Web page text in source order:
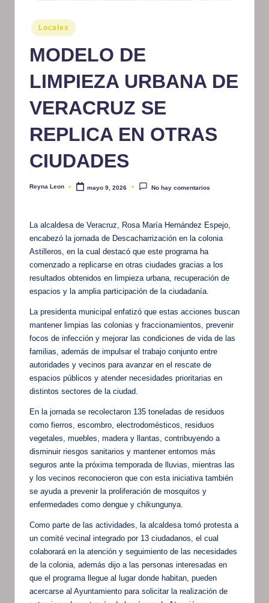
m
at
iv
o
Publicado
en
Locales
MODELO DE
LIMPIEZA URBANA DE
VERACRUZ SE
REPLICA EN OTRAS
CIUDADES
Publicado
Reyna Leon mayo 9, 2026 No hay comentarios
La alcaldesa de Veracruz, Rosa María Hernández Espejo,
encabezó la jornada de Descacharrización en la colonia
Astilleros, en la cual destacó que este programa ha
comenzado a replicarse en otras ciudades gracias a los
resultados obtenidos en limpieza urbana, recuperación de
espacios y la amplia participación de la ciudadanía.
La presidenta municipal enfatizó que estas acciones buscan
mantener limpias las colonias y fraccionamientos, prevenir
focos de infección y mejorar las condiciones de vida de las
familias, además de impulsar el trabajo conjunto entre
autoridades y vecinos para avanzar en el rescate de
espacios públicos y atender necesidades prioritarias en
distintos sectores de la ciudad.
En la jornada se recolectaron 135 toneladas de residuos
como fierros, escombro, electrodomésticos, residuos
vegetales, muebles, madera y llantas, contribuyendo a
disminuir riesgos sanitarios y mantener entornos más
seguros ante la próxima temporada de lluvias, mientras las
y los vecinos reconocieron que con esta iniciativa también
se ayuda a prevenir la proliferación de mosquitos y
enfermedades como dengue y chikungunya.
Como parte de las actividades, la alcaldesa tomó protesta a
un comité vecinal integrado por 13 ciudadanos, el cual
colaborará en la atención y seguimiento de las necesidades
de la colonia, además dijo a las personas interesadas en
que el programa llegue al lugar donde habitan, pueden
acercarse al Ayuntamiento para solicitar la realización de